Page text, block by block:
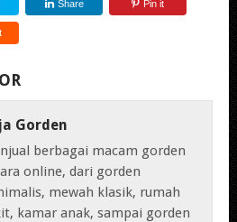
Share Pin it
Gorden
berbagai macam gorden
online, dari gorden
mewah klasik, rumah
kamar anak, sampai gorden